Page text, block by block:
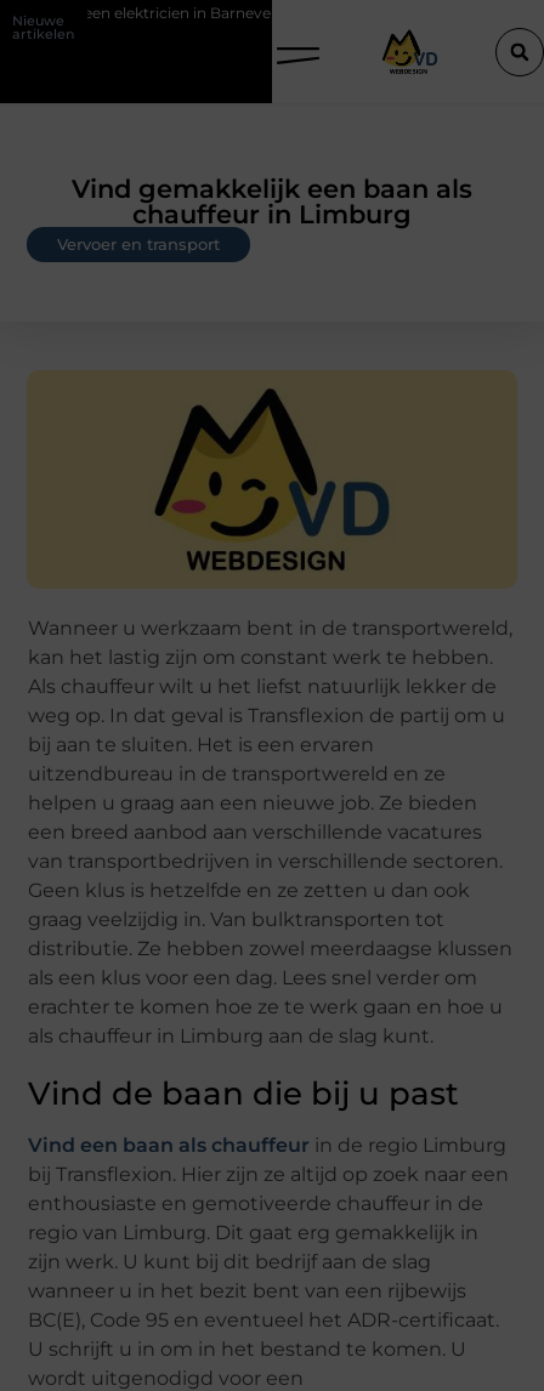
Nieuwe
artikelen
een elektricien in Barneveld
Vind gemakkelijk een baan als
chauffeur in Limburg
Vervoer en transport
Wanneer u werkzaam bent in de transportwereld,
kan het lastig zijn om constant werk te hebben.
Als chauffeur wilt u het liefst natuurlijk lekker de
weg op. In dat geval is Transflexion de partij om u
bij aan te sluiten. Het is een ervaren
uitzendbureau in de transportwereld en ze
helpen u graag aan een nieuwe job. Ze bieden
een breed aanbod aan verschillende vacatures
van transportbedrijven in verschillende sectoren.
Geen klus is hetzelfde en ze zetten u dan ook
graag veelzijdig in. Van bulktransporten tot
distributie. Ze hebben zowel meerdaagse klussen
als een klus voor een dag. Lees snel verder om
erachter te komen hoe ze te werk gaan en hoe u
als chauffeur in Limburg aan de slag kunt.
Vind de baan die bij u past
Vind een baan als chauffeur in de regio Limburg
bij Transflexion. Hier zijn ze altijd op zoek naar een
enthousiaste en gemotiveerde chauffeur in de
regio van Limburg. Dit gaat erg gemakkelijk in
zijn werk. U kunt bij dit bedrijf aan de slag
wanneer u in het bezit bent van een rijbewijs
BC(E), Code 95 en eventueel het ADR-certificaat.
U schrijft u in om in het bestand te komen. U
wordt uitgenodigd voor een